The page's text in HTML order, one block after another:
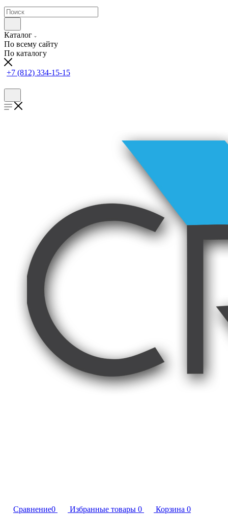
Каталог
По всему сайту
По каталогу
+7 (812) 334-15-15
Сравнение0 Избранные товары 0 Корзина 0